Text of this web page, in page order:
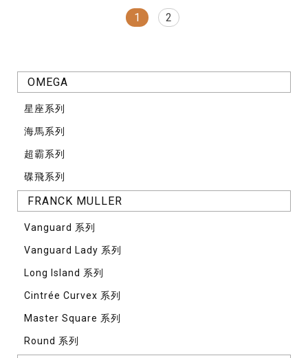
OMEGA
星座系列
海馬系列
超霸系列
碟飛系列
FRANCK MULLER
Vanguard 系列
Vanguard Lady 系列
Long Island 系列
Cintrée Curvex 系列
Master Square 系列
Round 系列
1 2